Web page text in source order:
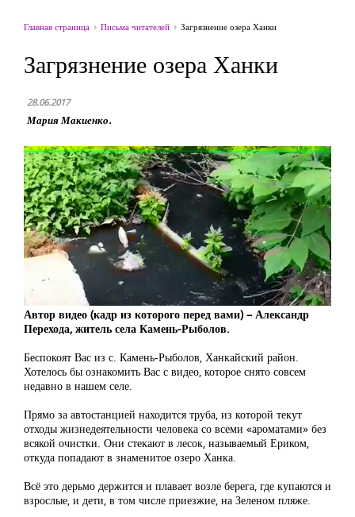
Главная страница Письма читателей Загрязнение озера Ханки
Загрязнение озера Ханки
28.06.2017
Мария Макиенко.
Автор видео (кадр из которого перед вами) – Александр
Перехода, житель села Камень-Рыболов.
Беспокоят Вас из с. Камень-Рыболов, Ханкайский район.
Хотелось бы ознакомить Вас с видео, которое снято совсем
недавно в нашем селе.
Прямо за автостанцией находится труба, из которой текут
отходы жизнедеятельности человека со всеми «ароматами» без
всякой очистки. Они стекают в лесок, называемый Ериком,
откуда попадают в знаменитое озеро Ханка.
Всё это дерьмо держится и плавает возле берега, где купаются и
взрослые, и дети, в том числе приезжие, на Зеленом пляже.